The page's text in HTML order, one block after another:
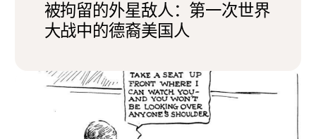
被拘留的外星敌人：第一次世界
大战中的德裔美国人